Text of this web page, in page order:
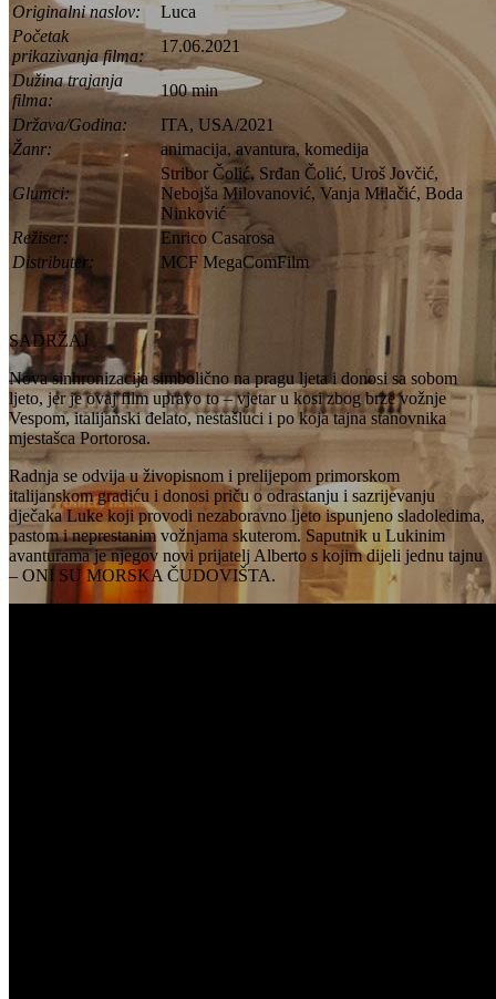
Originalni naslov:
Luca
Početak
prikazivanja filma:
17.06.2021
Dužina trajanja
filma:
100 min
Država/Godina:
ITA, USA/2021
Žanr:
animacija, avantura, komedija
Glumci:
Stribor Čolić, Srđan Čolić, Uroš Jovčić,
Nebojša Milovanović, Vanja Milačić, Boda
Ninković
Režiser:
Enrico Casarosa
Distributer:
MCF MegaComFilm
SADRŽAJ
Nova sinhronizacija simbolično na pragu ljeta i donosi sa sobom
ljeto, jer je ovaj film upravo to – vjetar u kosi zbog brze vožnje
Vespom, italijanski đelato, nestašluci i po koja tajna stanovnika
mjestašca Portorosa.
Radnja se odvija u živopisnom i prelijepom primorskom
italijanskom gradiću i donosi priču o odrastanju i sazrijevanju
dječaka Luke koji provodi nezaboravno ljeto ispunjeno sladoledima,
pastom i neprestanim vožnjama skuterom. Saputnik u Lukinim
avanturama je njegov novi prijatelj Alberto s kojim dijeli jednu tajnu
– ONI SU MORSKA ČUDOVIŠTA.